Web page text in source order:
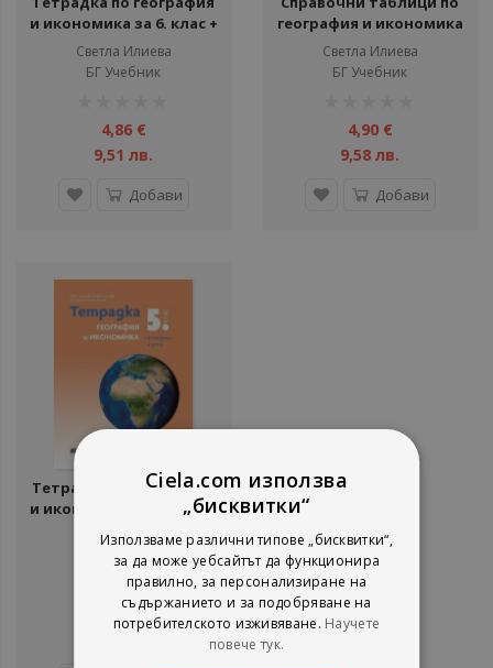
и икономика за 6. клас +
контурни карти
Светла Илиева
БГ Учебник
4,86 €
9,51 лв.
Добави
география и икономика
за 5., 6. и 7. клас
Светла Илиева
БГ Учебник
4,90 €
9,58 лв.
Добави
Тетрадка по география
и икономика за 5. клас +
Светла Илиева
БГ Учебник
рейтинг:
4,86 €
Ciela.com използва
„бисквитки“
Използваме различни типове „бисквитки“,
за да може уебсайтът да функционира
правилно, за персонализиране на
съдържанието и за подобряване на
потребителското изживяване. Научете
повече тук.